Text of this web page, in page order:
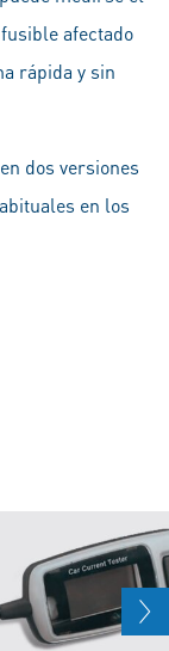
afectado
rápida y sin
dos versiones
en los